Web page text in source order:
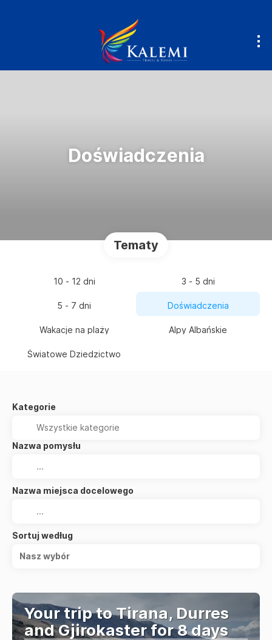
Doświadczenia
Tematy
10 - 12 dni 3 - 5 dni
5 - 7 dni Doświadczenia
Wakacje na plaży Alpy Albańskie
Światowe Dziedzictwo
Kategorie
Nazwa pomysłu
Nazwa miejsca docelowego
Sortuj według
Nasz wybór
Your trip to Tirana, Durres
and Gjirokaster for 8 days